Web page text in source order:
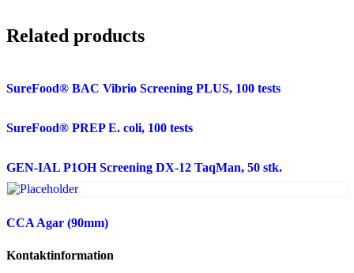
Related products
SureFood® BAC Vibrio Screening PLUS, 100 tests
SureFood® PREP E. coli, 100 tests
GEN-IAL P1OH Screening DX-12 TaqMan, 50 stk.
CCA Agar (90mm)
Kontaktinformation